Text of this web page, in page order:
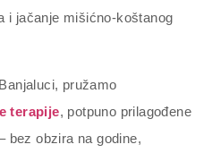
i jačanje mišićno-koštanog
pružamo
terapije, potpuno prilagođene
bez obzira na godine,